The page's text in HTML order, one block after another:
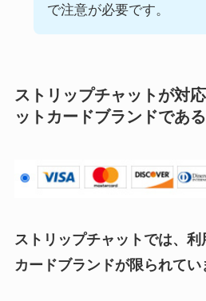
で注意が必要です。
ストリップチャットが対
ットカードブランドである
ストリップチャットでは、利
カードブランドが限られてい